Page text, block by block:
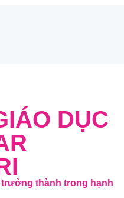
DỤC
thành trong hạnh